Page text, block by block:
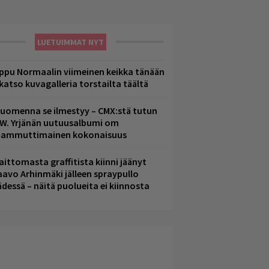
LUETUIMMAT NYT
Normaalin viimeinen keikka tänään
kuvagalleria torstailta täältä
se ilmestyy – CMX:stä tutun
Yrjänän uutuusalbumi om
kokonaisuus
graffitista kiinni jäänyt
Arhinmäki jälleen spraypullo
– näitä puolueita ei kiinnosta